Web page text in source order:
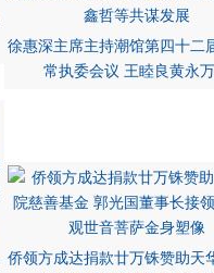
徐惠深主席主持潮馆第四十二
常执委会议 王睦良黄永
侨领方成达捐款廿万铢赞助天